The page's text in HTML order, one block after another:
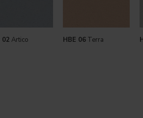
02 Artico HBE 06 Terra